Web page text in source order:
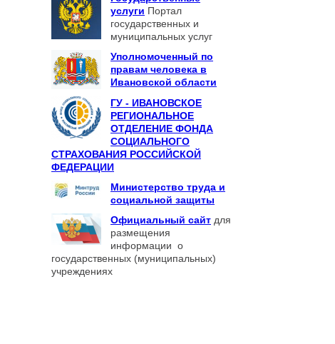
услуги Портал
государственных и
муниципальных услуг
Уполномоченный по
правам человека в
Ивановской области
ГУ - ИВАНОВСКОЕ
РЕГИОНАЛЬНОЕ
ОТДЕЛЕНИЕ ФОНДА
СОЦИАЛЬНОГО
СТРАХОВАНИЯ РОССИЙСКОЙ
ФЕДЕРАЦИИ
Министерство труда и
социальной защиты
Официальный сайт для
размещения
информации о
государственных (муниципальных)
учреждениях